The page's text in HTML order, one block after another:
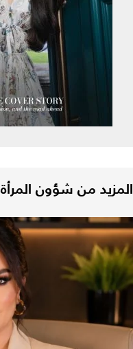
المزيد من شؤون المرأة